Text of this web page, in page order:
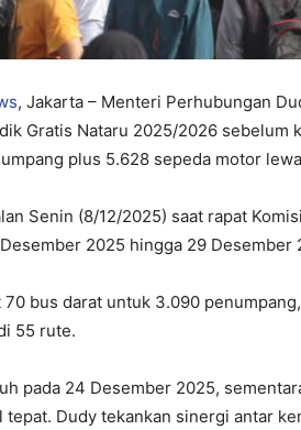
, Jakarta – Menteri Perhubungan
Gratis Nataru 2025/2026 sebelum
plus 5.628 sepeda motor
Senin (8/12/2025) saat rapat
2025 hingga 29
70 bus darat untuk 3.090
55 rute.
pada 24 Desember 2025,
tepat. Dudy tekankan sinergi antar